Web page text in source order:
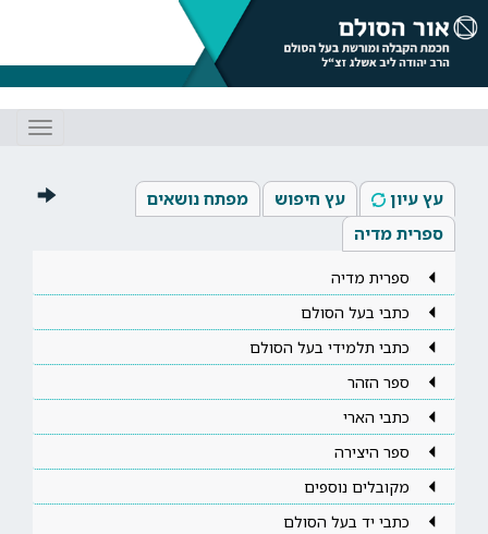
עץ עיון עץ חיפוש
מפתח נושאים
ספרית מדיה
ספרית מדיה
כתבי בעל הסולם
כתבי תלמידי בעל הסולם
ספר הזהר
כתבי הארי
ספר היצירה
מקובלים נוספים
כתבי יד בעל הסולם